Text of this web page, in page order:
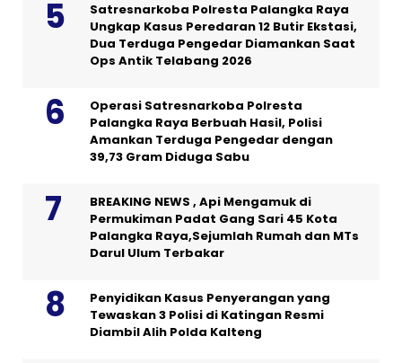
Satresnarkoba Polresta Palangka Raya
Ungkap Kasus Peredaran 12 Butir Ekstasi,
Dua Terduga Pengedar Diamankan Saat
Ops Antik Telabang 2026
Operasi Satresnarkoba Polresta
Palangka Raya Berbuah Hasil, Polisi
Amankan Terduga Pengedar dengan
39,73 Gram Diduga Sabu
BREAKING NEWS , Api Mengamuk di
Permukiman Padat Gang Sari 45 Kota
Palangka Raya,Sejumlah Rumah dan MTs
Darul Ulum Terbakar
Penyidikan Kasus Penyerangan yang
Tewaskan 3 Polisi di Katingan Resmi
Diambil Alih Polda Kalteng